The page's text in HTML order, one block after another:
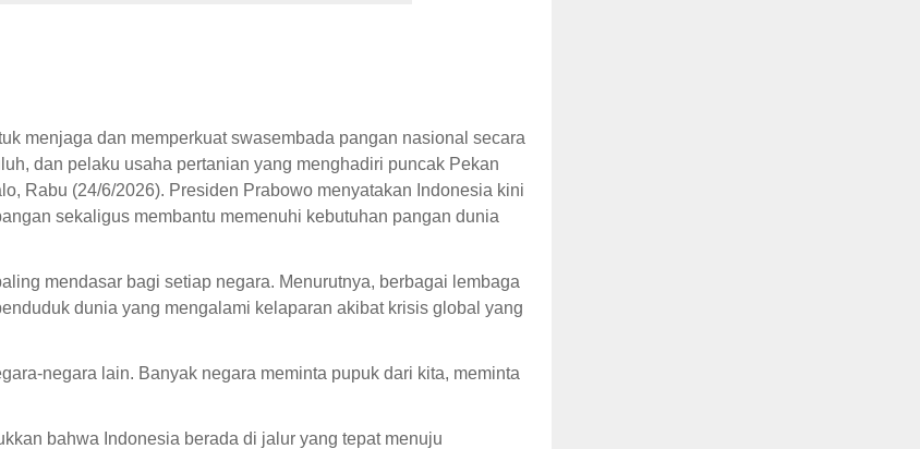
menjaga dan memperkuat swasembada pangan nasional secara
dan pelaku usaha pertanian yang menghadiri puncak Pekan
Rabu (24/6/2026). Presiden Prabowo menyatakan Indonesia kini
sekaligus membantu memenuhi kebutuhan pangan dunia
mendasar bagi setiap negara. Menurutnya, berbagai lembaga
dunia yang mengalami kelaparan akibat krisis global yang
negara lain. Banyak negara meminta pupuk dari kita, meminta
bahwa Indonesia berada di jalur yang tepat menuju